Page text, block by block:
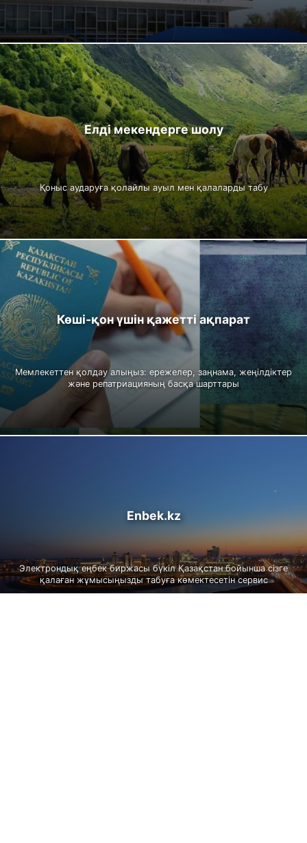
Елді мекендерге шолу
Қоныс аударуға қолайлы ауыл мен қалаларды табу
Көші-қон үшін қажетті ақпарат
Мемлекеттен қолдау алыңыз: ережелер, заңнама, жеңілдіктер
және репатриацияның басқа шарттары
Enbek.kz
Электрондық еңбек биржасы бүкіл Қазақстан бойынша сізге
қалаған жұмысыңызды табуға көмектесетін сервис